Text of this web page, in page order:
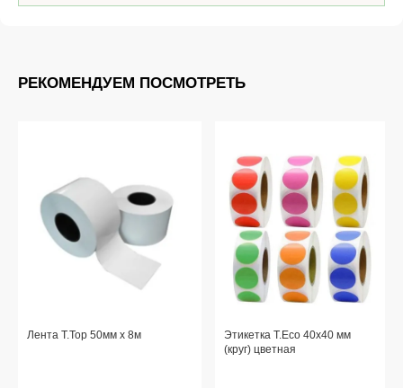
РЕКОМЕНДУЕМ ПОСМОТРЕТЬ
Лента T.Top 50мм x 8м
Этикетка T.Eco 40x40 мм
(круг) цветная